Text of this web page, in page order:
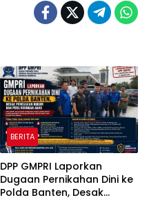
BERITA
DPP GMPRI Laporkan
Dugaan Pernikahan Dini ke
Polda Banten, Desak